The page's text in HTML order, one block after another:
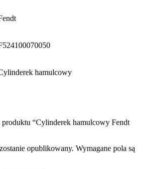
hamulcowy
produktu “Cylinderek hamulcowy Fendt
opublikowany. Wymagane pola są